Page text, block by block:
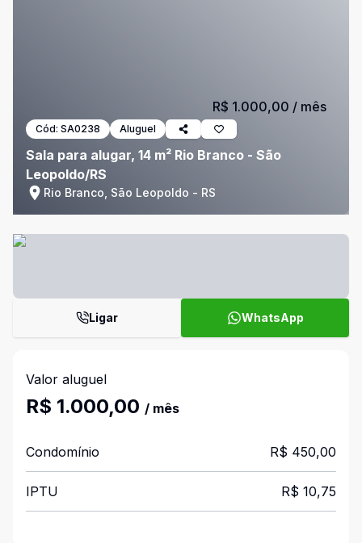
Cód: SA0238 Aluguel
Sala para alugar, 14 m² Rio Branco - São
Leopoldo/RS
Rio Branco, São Leopoldo - RS
R$ 1.000,00 / mês
Ligar WhatsApp
Valor aluguel
R$ 1.000,00 / mês
Condomínio R$ 450,00
IPTU R$ 10,75